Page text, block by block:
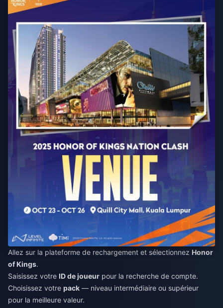
Allez sur la plateforme de rechargement et sélectionnez Honor
of Kings.
Saisissez votre ID de joueur pour la recherche de compte.
Choisissez votre pack — niveau intermédiaire ou supérieur
pour la meilleure valeur.